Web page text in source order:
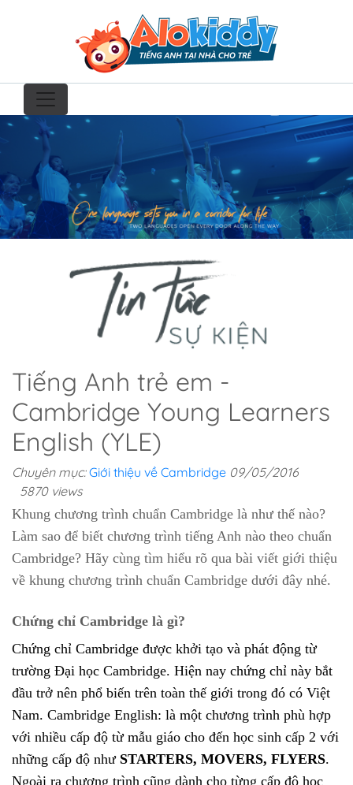
Tiếng Anh trẻ em -
Cambridge Young Learners
English (YLE)
Chuyên mục:Giới thiệu về Cambridge 09/05/2016
5870 views
Khung chương trình chuẩn Cambridge là như thế nào?
Làm sao để biết chương trình tiếng Anh nào theo chuẩn
Cambridge? Hãy cùng tìm hiểu rõ qua bài viết giới thiệu
về khung chương trình chuẩn Cambridge dưới đây nhé.
Chứng chỉ Cambridge là gì?
Chứng chỉ Cambridge được khởi tạo và phát động từ
trường Đại học Cambridge. Hiện nay chứng chỉ này bắt
đầu trở nên phổ biến trên toàn thế giới trong đó có Việt
Nam. Cambridge English: là một chương trình phù hợp
với nhiều cấp độ từ mẫu giáo cho đến học sinh cấp 2 với
những cấp độ như STARTERS, MOVERS, FLYERS.
Ngoài ra chương trình cũng dành cho từng cấp độ học